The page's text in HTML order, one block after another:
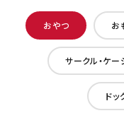
おやつ お
サークル・ケー
ドッ